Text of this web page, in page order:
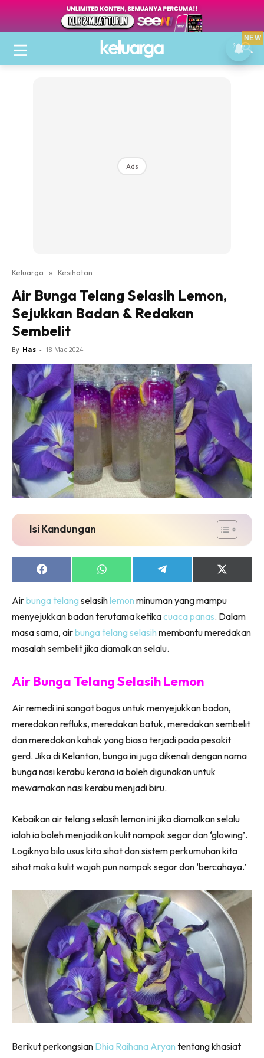
Ads
Keluarga » Kesihatan
Air Bunga Telang Selasih Lemon,
Sejukkan Badan & Redakan
Sembelit
By Has - 18 Mac 2024
Isi Kandungan
Share
on
Share
on
Share
on
Share
on
(Twitter)
Airbunga telang selasihlemon minuman yang mampu
menyejukkan badan terutama ketikacuaca panas. Dalam
masa sama, airbunga telang selasih membantu meredakan
masalah sembelit jika diamalkan selalu.
Air Bunga Telang Selasih Lemon
Air remedi ini sangat bagus untuk menyejukkan badan,
meredakan refluks, meredakan batuk, meredakan sembelit
dan meredakan kahak yang biasa terjadi pada pesakit
gerd. Jika di Kelantan, bunga ini juga dikenali dengan nama
bunga nasi kerabu kerana ia boleh digunakan untuk
mewarnakan nasi kerabu menjadi biru.
Kebaikan air telang selasih lemon ini jika diamalkan selalu
ialah ia boleh menjadikan kulit nampak segar dan ‘glowing’.
Logiknya bila usus kita sihat dan sistem perkumuhan kita
sihat maka kulit wajah pun nampak segar dan ‘bercahaya.’
Berikut perkongsian Dhia Raihana Aryan tentang khasiat
NEW